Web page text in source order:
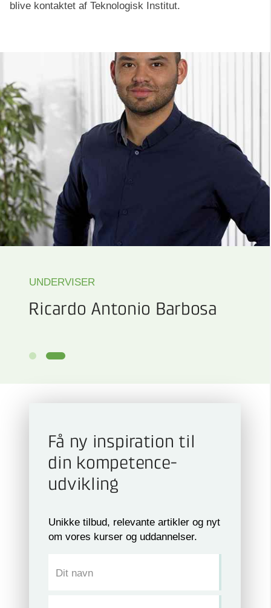
blive kontaktet af Teknologisk Institut.
UNDERVISER
Ricardo Antonio Barbosa
Få ny inspiration til
din kompetence­
udvikling
Unikke tilbud, relevante artikler og nyt
om vores kurser og uddannelser.
Dit navn